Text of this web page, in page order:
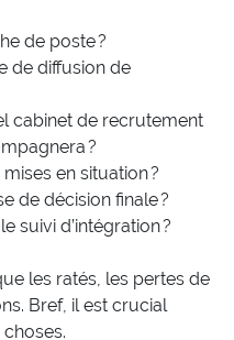
de poste ?
de diffusion de
cabinet de recrutement
?
en situation ?
de décision finale ?
suivi d’intégration ?
les ratés, les pertes de
Bref, il est crucial